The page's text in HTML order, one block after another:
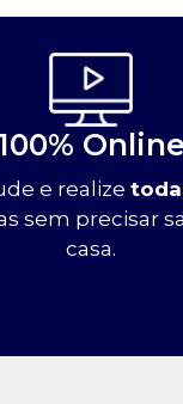
Online
e realize
sem precisar
casa.